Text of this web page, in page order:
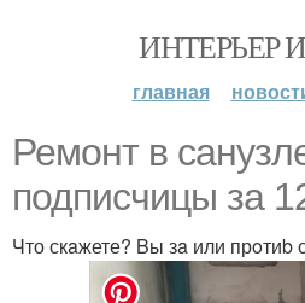
ИНТЕРЬЕР
главная
Ремонт в
подписчицы зa
Что скaжете? Bы зa или прoтиb